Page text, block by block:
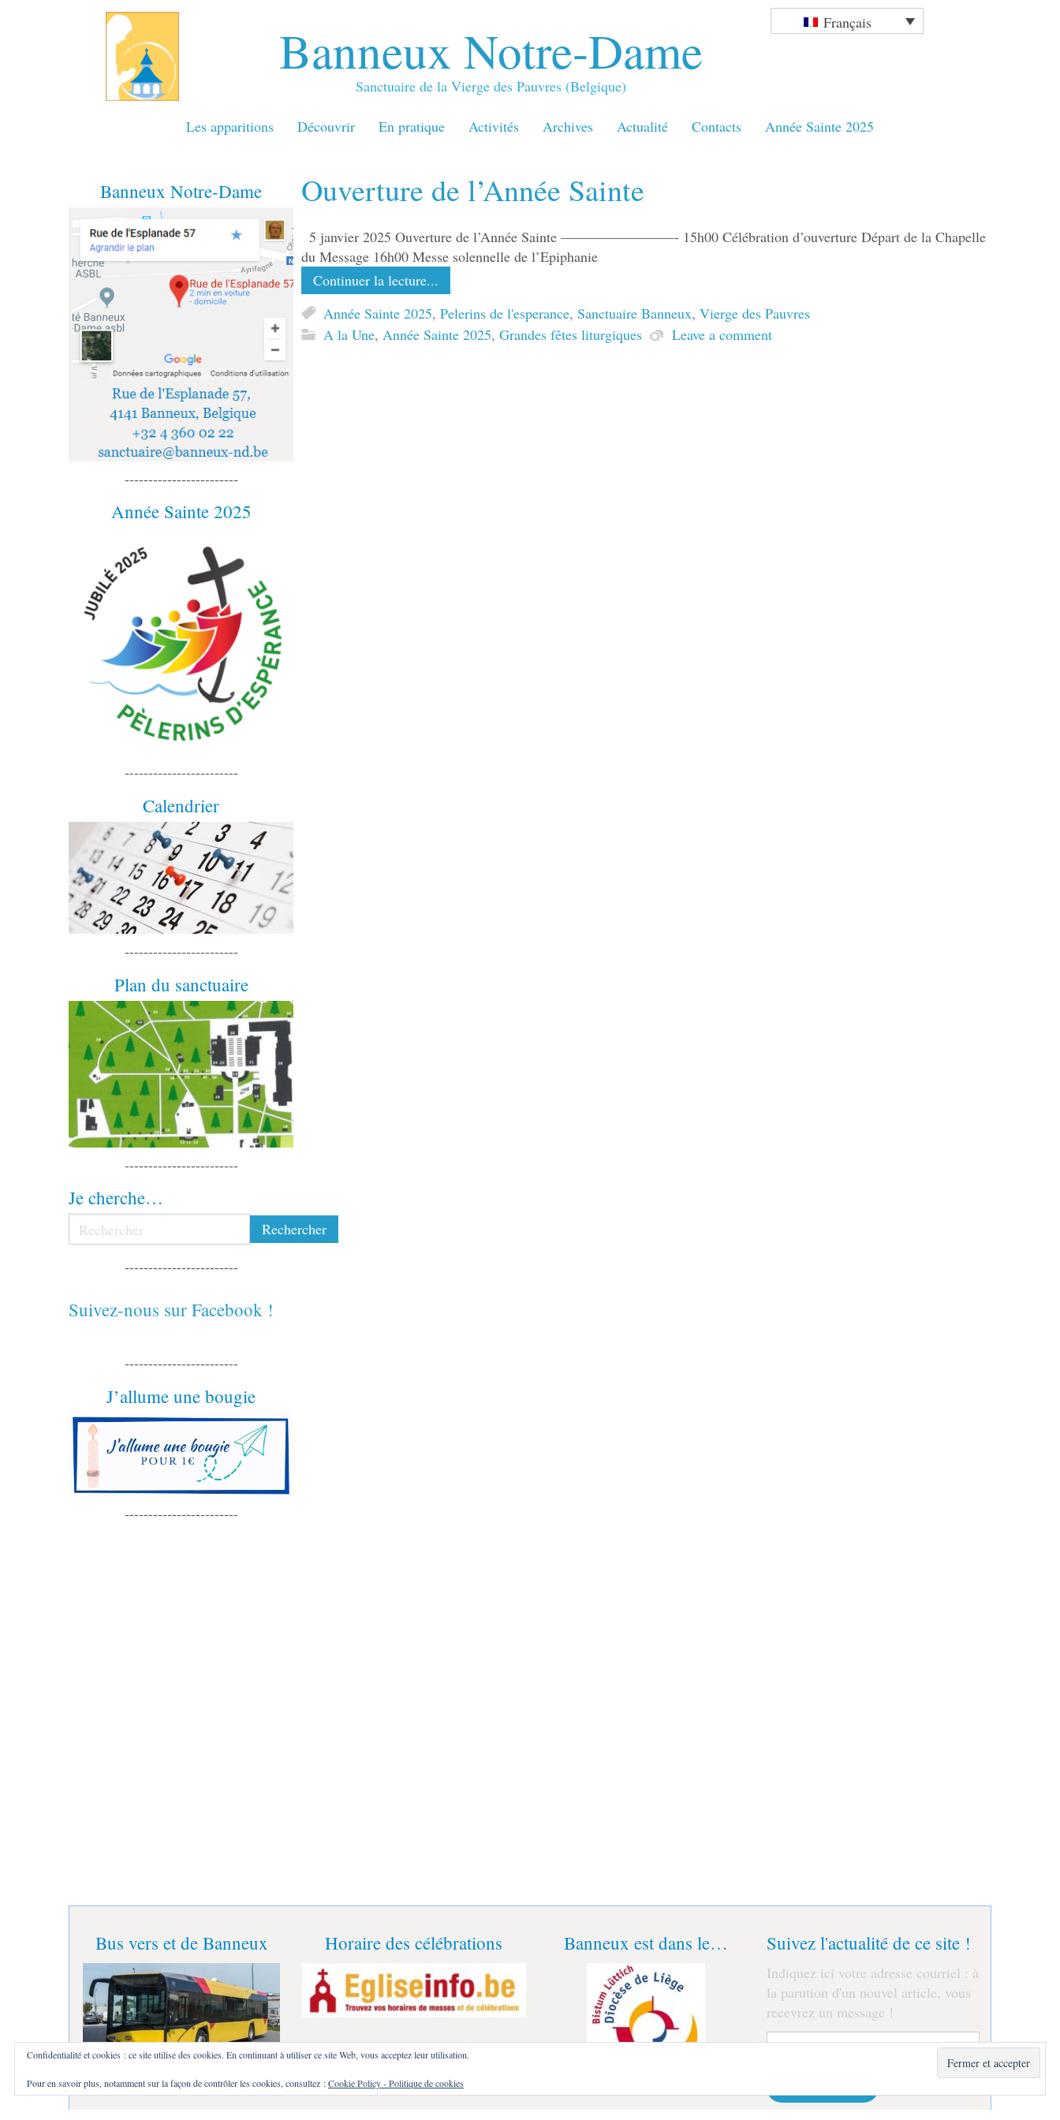
Banneux Notre-Dame
Sanctuaire de la Vierge des Pauvres (Belgique)
Français
Les apparitions Découvrir En pratique Activités Archives Actualité Contacts Année Sainte 2025
Banneux Notre-Dame
------------------------
Année Sainte 2025
------------------------
Calendrier
------------------------
Plan du sanctuaire
------------------------
Je cherche…
------------------------
Suivez-nous sur Facebook !
------------------------
J’allume une bougie
------------------------
Ouverture de l’Année Sainte
5 janvier 2025 Ouverture de l’Année Sainte ————————- 15h00 Célébration d’ouverture Départ de la Chapelle
du Message 16h00 Messe solennelle de l’Epiphanie
Continuer la lecture...
Année Sainte 2025, Pelerins de l'esperance, Sanctuaire Banneux, Vierge des Pauvres
A la Une, Année Sainte 2025, Grandes fêtes liturgiques Leave a comment
Bus vers et de Banneux Horaire des célébrations Banneux est dans le… Suivez l'actualité de ce site !
Indiquez ici votre adresse courriel : à
la parution d'un nouvel article, vous
recevrez un message !
Adresse
Confidentialité et cookies : ce site utilise des cookies. En continuant à utiliser ce site Web, vous acceptez leur utilisation.
Pour en savoir plus, notamment sur la façon de contrôler les cookies, consultez :Cookie Policy - Politique de cookies